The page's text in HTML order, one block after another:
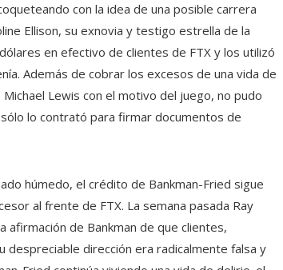
con la idea de una posible carrera
Ellison, su exnovia y testigo estrella de la
en efectivo de clientes de FTX y los utilizó
Además de cobrar los excesos de una vida de
Lewis con el motivo del juego, no pudo
lo contrató para firmar documentos de
húmedo, el crédito de Bankman-Fried sigue
al frente de FTX. La semana pasada Ray
afirmación de Bankman de que clientes,
dirección era radicalmente falsa y